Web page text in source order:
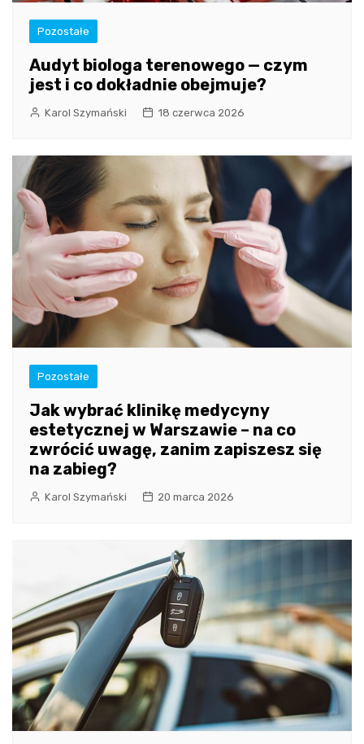
Pozostałe
Audyt biologa terenowego — czym
jest i co dokładnie obejmuje?
Karol Szymański 18 czerwca 2026
Pozostałe
Jak wybrać klinikę medycyny
estetycznej w Warszawie – na co
zwrócić uwagę, zanim zapiszesz się
na zabieg?
Karol Szymański 20 marca 2026